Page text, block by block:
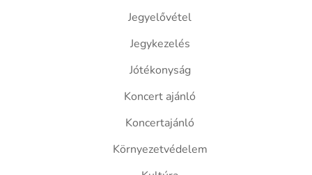
Jegyelővétel
Jegykezelés
Jótékonyság
Koncert ajánló
Koncertajánló
Környezetvédelem